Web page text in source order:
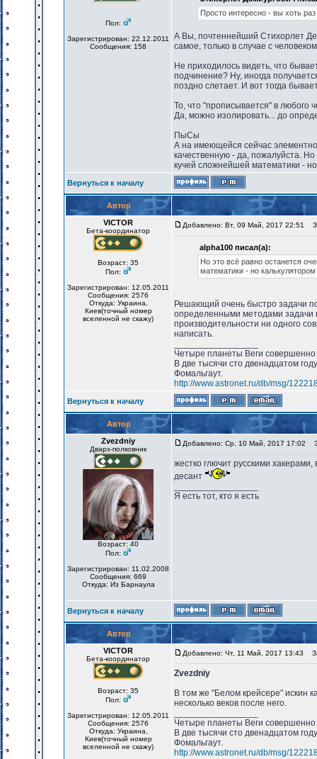
Пол:
Зарегистрирован: 22.12.2011
Сообщения: 158
Просто интересно - вы хоть
А Вы, почтеннейший Стихорлет
самое, только в случае с
Не приходилось видеть, что
подчинение? Ну, иногда
поздно слетает. И вот тогда
То, что "прописывается" в любого
Да, можно изолировать... до
ПыСы
А на имеющейся сейчас
качественную - да, пожалуйста.
кучей сложнейшей математики -
Вернуться к началу
Автор
VICTOR
Бета-координатор
Возраст: 35
Пол:
Зарегистрирован: 12.05.2011
Сообщения: 2576
Откуда: Украина,
Киев(точный номер
вселенной не скажу)
Добавлено: Вт, 09 Май, 2017 22:51
alpha100 писал(а):
Но это всё равно останется
математики - но калькулятором
Решающий очень быстро задачи
определенными методами задачи
производительности ни одного
написать.
Четыре планеты Веги
В две тысячи сто двенадцатом
Фомальгаут.
http://www.astronet.ru/db/msg/
Вернуться к началу
Автор
Zvezdniy
Дварх-полковник
Возраст: 40
Пол:
Зарегистрирован: 11.02.2008
Сообщения: 669
Откуда: Из Барнаула
Добавлено: Ср, 10 Май, 2017 17:02
жестко глючит русскими
десант
Я есть тот, кто я есть
Вернуться к началу
Автор
VICTOR
Бета-координатор
Возраст: 35
Пол:
Зарегистрирован: 12.05.2011
Сообщения: 2576
Откуда: Украина,
Киев(точный номер
вселенной не скажу)
Добавлено: Чт, 11 Май, 2017 13:43
Zvezdniy
В том же "Белом крейсере" искин
несколько веков после него.
Четыре планеты Веги
В две тысячи сто двенадцатом
Фомальгаут.
http://www.astronet.ru/db/msg/